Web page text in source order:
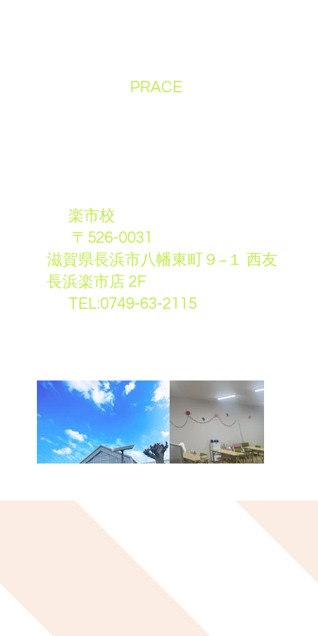
PRACE
楽市校
〒526-0031
滋賀県長浜市八幡東町９−１ 西友
長浜楽市店 2F
TEL:0749-63-2115